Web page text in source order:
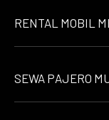
RENTAL MOBIL
SEWA PAJERO